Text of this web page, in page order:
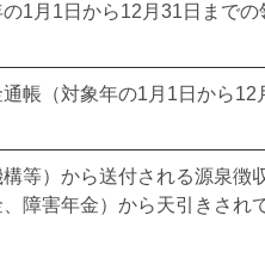
1月1日から12月31日まで
帳（対象年の1月1日から
等）から送付される源泉徴
障害年金）から天引きされ